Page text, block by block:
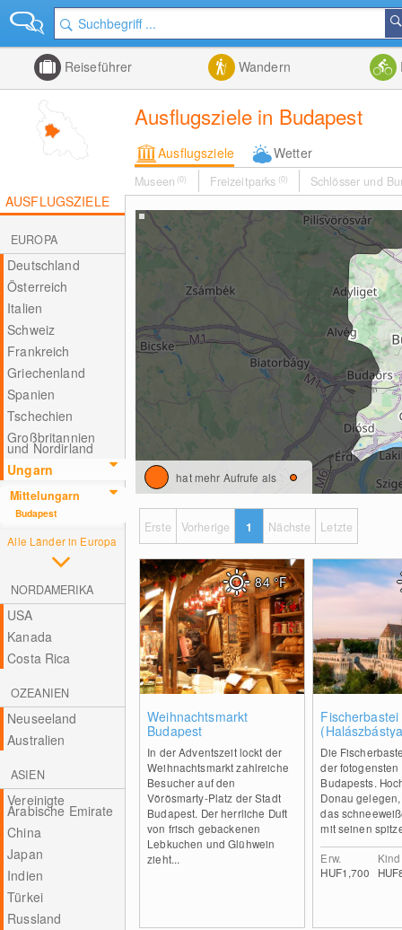
Reiseführer Wandern
Ausflugsziele in Budapest
Ausflugsziele Wetter
Museen (0) Freizeitparks (0) Schlösser und
AUSFLUGSZIELE
EUROPA
Deutschland
Österreich
Italien
Schweiz
Frankreich
Griechenland
Spanien
Tschechien
Großbritannien
und Nordirland
Alle Länder in Europa
Ungarn
Mittelungarn
Budapest
NORDAMERIKA
USA
Kanada
Costa Rica
OZEANIEN
Neuseeland
Australien
ASIEN
Vereinigte
Arabische Emirate
China
Japan
Indien
Türkei
Russland
hat mehr Aufrufe als
Erste Vorherige 1 Nächste Letzte
Weihnachtsmarkt
Budapest
In der Adventszeit lockt der
Weihnachtsmarkt zahlreiche
Besucher auf den
Vörösmarty-Platz der Stadt
Budapest. Der herrliche Duft
von frisch gebackenen
Lebkuchen und Glühwein
zieht...
84°F
Fischerbastei
Budapest
Die
der fotogensten
Budapests.
Donau
das
mit seinen
Erw.
HUF1,700
Kind